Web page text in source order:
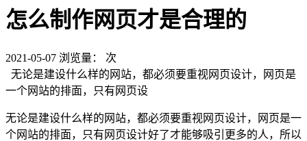
怎么制作网页才是合理的
2021-05-07 浏览量：
次
无论是建设什么样的网站，都必须要重视网页设计，网页是
一个网站的排面，只有网页设
无论是建设什么样的网站，都必须要重视网页设计，网页是一
个网站的排面，只有网页设计好了才能够吸引更多的人，所以